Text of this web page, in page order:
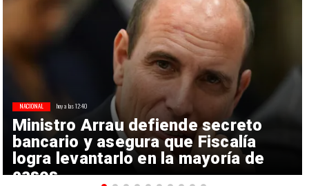
Ministro Arrau defiende secreto
bancario y asegura que Fiscalía
logra levantarlo en la mayoría de
casos
NACIONAL hoy a las 12:40